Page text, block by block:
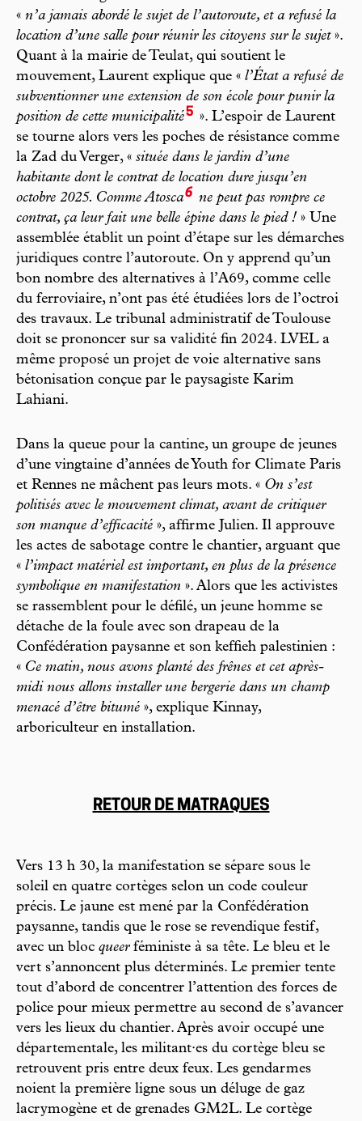
« n’a jamais abordé le sujet de l’autoroute, et a refusé la
location d’une salle pour réunir les citoyens sur le sujet».
Quant à la mairie de Teulat, qui soutient le
mouvement, Laurent explique que « l’État a refusé de
subventionner une extension de son école pour punir la
position de cette municipalité5 ». L’espoir de Laurent
se tourne alors vers les poches de résistance comme
la Zad du Verger, « située dans le jardin d’une
habitante dont le contrat de location dure jusqu’en
octobre 2025. Comme Atosca6 ne peut pas rompre ce
contrat, ça leur fait une belle épine dans le pied ! » Une
assemblée établit un point d’étape sur les démarches
juridiques contre l’autoroute. On y apprend qu’un
bon nombre des alternatives à l’A69, comme celle
du ferroviaire, n’ont pas été étudiées lors de l’octroi
des travaux. Le tribunal administratif de Toulouse
doit se prononcer sur sa validité fin 2024. LVEL a
même proposé un projet de voie alternative sans
bétonisation conçue par le paysagiste Karim
Lahiani.
Dans la queue pour la cantine, un groupe de jeunes
d’une vingtaine d’années de Youth for Climate Paris
et Rennes ne mâchent pas leurs mots. « On s’est
politisés avec le mouvement climat, avant de critiquer
son manque d’efficacité », affirme Julien. Il approuve
les actes de sabotage contre le chantier, arguant que
« l’impact matériel est important, en plus de la présence
symbolique en manifestation ». Alors que les activistes
se rassemblent pour le défilé, un jeune homme se
détache de la foule avec son drapeau de la
Confédération paysanne et son keffieh palestinien :
« Ce matin, nous avons planté des frênes et cet après-
midi nous allons installer une bergerie dans un champ
menacé d’être bitumé », explique Kinnay,
arboriculteur en installation.
RETOUR DE MATRAQUES
Vers 13 h 30, la manifestation se sépare sous le
soleil en quatre cortèges selon un code couleur
précis. Le jaune est mené par la Confédération
paysanne, tandis que le rose se revendique festif,
avec un bloc queerféministe à sa tête. Le bleu et le
vert s’annoncent plus déterminés. Le premier tente
tout d’abord de concentrer l’attention des forces de
police pour mieux permettre au second de s’avancer
vers les lieux du chantier. Après avoir occupé une
départementale, les militant·es du cortège bleu se
retrouvent pris entre deux feux. Les gendarmes
noient la première ligne sous un déluge de gaz
lacrymogène et de grenades GM2L. Le cortège